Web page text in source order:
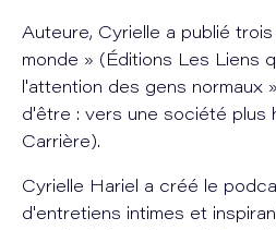
Auteure, Cyrielle a publié
monde » (Éditions Les Liens
l'attention des gens normaux
d'être : vers une société plus
Carrière).
Cyrielle Hariel a créé le
d'entretiens intimes et